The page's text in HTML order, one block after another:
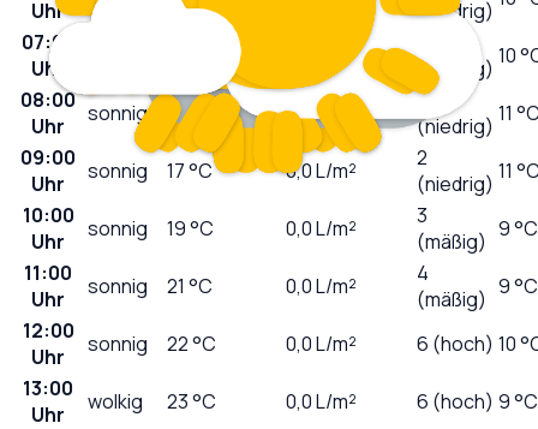
Uhr (niedrig)
07:00
Uhr
L/m²
(niedrig) 10
08:00
Uhr
sonnig 13°C 0,0L/m²
1
(niedrig) 11
09:00
Uhr
sonnig 17°C 0,0L/m²
2
(niedrig) 11
10:00
Uhr
sonnig 19°C 0,0L/m²
3
(mäßig) 9 °C
11:00
Uhr
sonnig 21 °C 0,0L/m²
4
(mäßig) 9 °C
12:00
Uhr
sonnig 22°C 0,0L/m² 6 (hoch) 10
13:00
Uhr
wolkig 23°C 0,0L/m² 6 (hoch) 9 °C